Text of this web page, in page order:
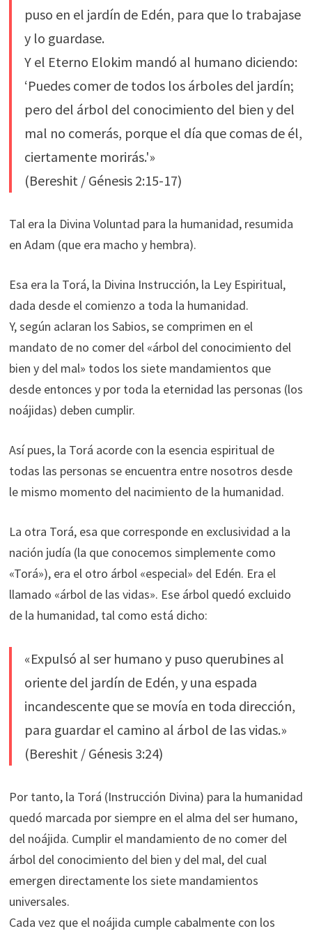
puso en el jardín de Edén, para que lo trabajase
y lo guardase.
Y el Eterno Elokim mandó al humano diciendo:
‘Puedes comer de todos los árboles del jardín;
pero del árbol del conocimiento del bien y del
mal no comerás, porque el día que comas de él,
ciertamente morirás.'»
(Bereshit / Génesis 2:15-17)
Tal era la Divina Voluntad para la humanidad, resumida
en Adam (que era macho y hembra).
Esa era la Torá, la Divina Instrucción, la Ley Espiritual,
dada desde el comienzo a toda la humanidad.
Y, según aclaran los Sabios, se comprimen en el
mandato de no comer del «árbol del conocimiento del
bien y del mal» todos los siete mandamientos que
desde entonces y por toda la eternidad las personas (los
noájidas) deben cumplir.
Así pues, la Torá acorde con la esencia espiritual de
todas las personas se encuentra entre nosotros desde
le mismo momento del nacimiento de la humanidad.
La otra Torá, esa que corresponde en exclusividad a la
nación judía (la que conocemos simplemente como
«Torá»), era el otro árbol «especial» del Edén. Era el
llamado «árbol de las vidas». Ese árbol quedó excluido
de la humanidad, tal como está dicho:
«Expulsó al ser humano y puso querubines al
oriente del jardín de Edén, y una espada
incandescente que se movía en toda dirección,
para guardar el camino al árbol de las vidas.»
(Bereshit / Génesis 3:24)
Por tanto, la Torá (Instrucción Divina) para la humanidad
quedó marcada por siempre en el alma del ser humano,
del noájida. Cumplir el mandamiento de no comer del
árbol del conocimiento del bien y del mal, del cual
emergen directamente los siete mandamientos
universales.
Cada vez que el noájida cumple cabalmente con los